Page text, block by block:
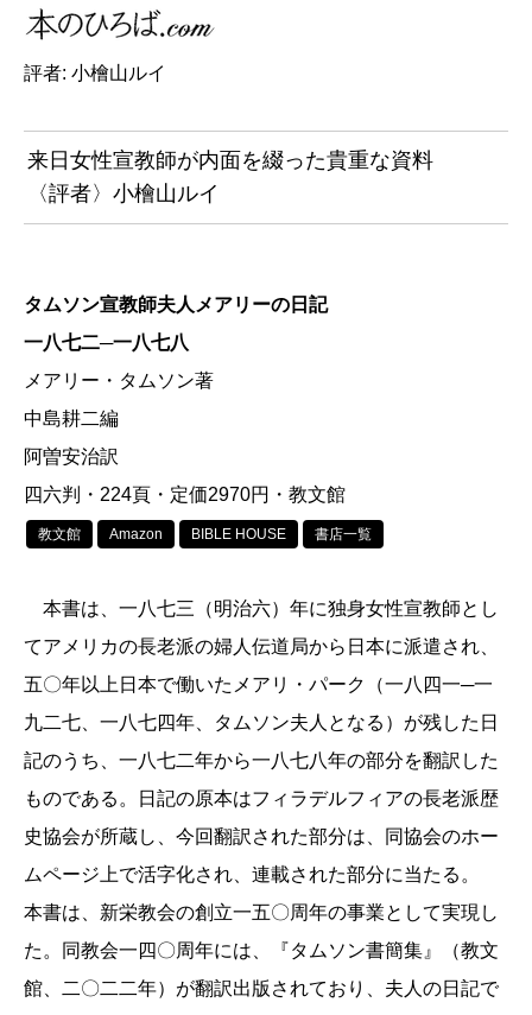
評者: 小檜山ルイ
来日女性宣教師が内面を綴った貴重な資料
〈評者〉小檜山ルイ
タムソン宣教師夫人メアリーの日記
一八七二─一八七八
メアリー・タムソン著
中島耕二編
阿曽安治訳
四六判・224頁・定価2970円・教文館
教文館 Amazon BIBLE HOUSE 書店一覧
本書は、一八七三（明治六）年に独身女性宣教師とし
てアメリカの長老派の婦人伝道局から日本に派遣され、
五〇年以上日本で働いたメアリ・パーク（一八四一─一
九二七、一八七四年、タムソン夫人となる）が残した日
記のうち、一八七二年から一八七八年の部分を翻訳した
ものである。日記の原本はフィラデルフィアの長老派歴
史協会が所蔵し、今回翻訳された部分は、同協会のホー
ムページ上で活字化され、連載された部分に当たる。
本書は、新栄教会の創立一五〇周年の事業として実現し
た。同教会一四〇周年には、『タムソン書簡集』（教文
館、二〇二二年）が翻訳出版されており、夫人の日記で